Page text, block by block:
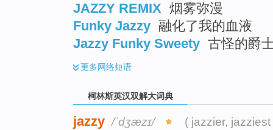
JAZZY REMIX 烟雾弥漫
Funky Jazzy 融化了我的血液
Jazzy Funky Sweety 古怪的爵
更多网络短语
柯林斯英汉双解大词典
jazzy /ˈdʒæzɪ/ ( jazzier, jazziest